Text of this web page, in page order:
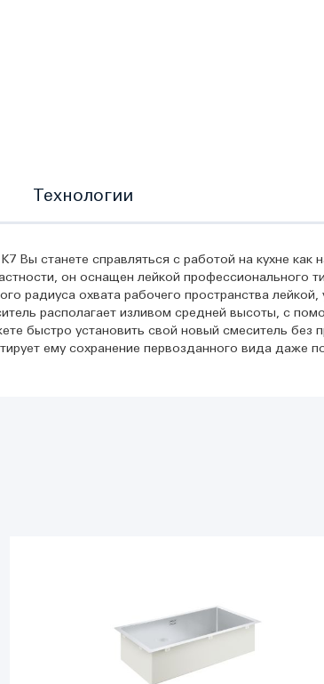
Вы станете справляться с работой на кухне
он оснащен лейкой
охвата рабочего пространства лейкой,
располагает изливом средней высоты, с
быстро установить свой новый смеситель
ему сохранение первозданного вида даже
Технологии